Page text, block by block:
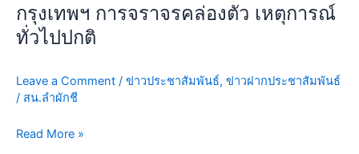
กรุงเทพฯ การจราจรคล่องตัว เหตุการณ์
ทั่วไปปกติ
Leave a Comment / ข่าวประชาสัมพันธ์, ข่าวฝากประชาสัมพันธ์
/ สน.ลำผักชี
ใช้
รถ
บริเวณ
แยก
ขนส่ง
Read More »